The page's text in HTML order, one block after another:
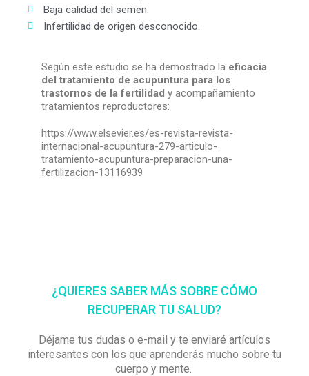
Baja calidad del semen.
Infertilidad de origen desconocido.
Según este estudio se ha demostrado la eficacia
del tratamiento de acupuntura para los
trastornos de la fertilidad y acompañamiento
tratamientos reproductores:
https://www.elsevier.es/es-revista-revista-
internacional-acupuntura-279-articulo-
tratamiento-acupuntura-preparacion-una-
fertilizacion-13116939
¿QUIERES SABER MÁS SOBRE CÓMO
RECUPERAR TU SALUD?
Déjame tus dudas o e-mail y te enviaré artículos
interesantes con los que aprenderás mucho sobre tu
cuerpo y mente.